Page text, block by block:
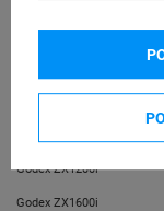
Godex ZX1200i
Godex ZX1600i